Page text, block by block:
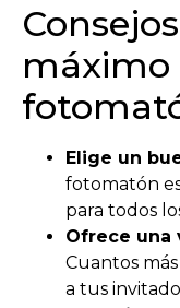
Elige un
fotomatón
para todos
Ofrece una
Cuantos
a tus